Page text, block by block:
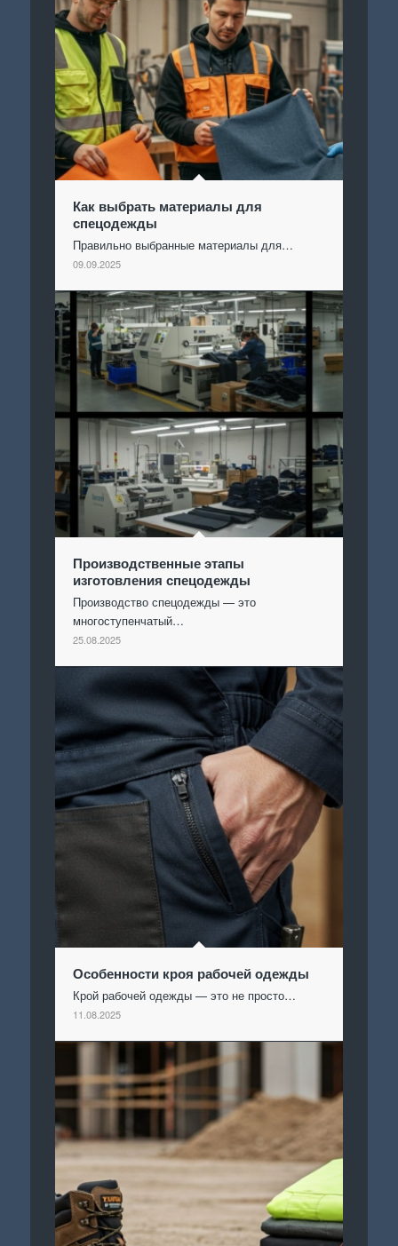
Как выбрать материалы для
спецодежды
Правильно выбранные материалы для…
09.09.2025
Производственные этапы
изготовления спецодежды
Производство спецодежды — это
многоступенчатый…
25.08.2025
Особенности кроя рабочей одежды
Крой рабочей одежды — это не просто…
11.08.2025